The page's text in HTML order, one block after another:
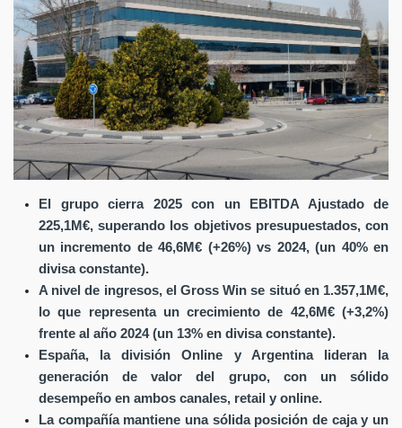
El grupo cierra 2025 con un EBITDA Ajustado de
225,1M€, superando los objetivos presupuestados, con
un incremento de 46,6M€ (+26%) vs 2024, (un 40% en
divisa constante).
A nivel de ingresos, el Gross Win se situó en 1.357,1M€,
lo que representa un crecimiento de 42,6M€ (+3,2%)
frente al año 2024 (un 13% en divisa constante).
España, la división Online y Argentina lideran la
generación de valor del grupo, con un sólido
desempeño en ambos canales, retail y online.
La compañía mantiene una sólida posición de caja y un